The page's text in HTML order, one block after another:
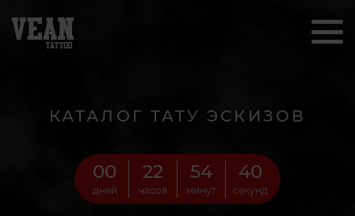
КАТАЛОГ ТАТУ ЭСКИЗОВ
00
дней
22
часов
54
минут
38
секунд